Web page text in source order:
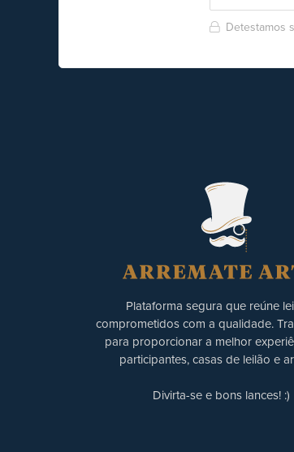
Detestamos
Plataforma segura que reúne
comprometidos com a qualidade.
para proporcionar a melhor
participantes, casas de leilão e
Divirta-se e bons lances! :)